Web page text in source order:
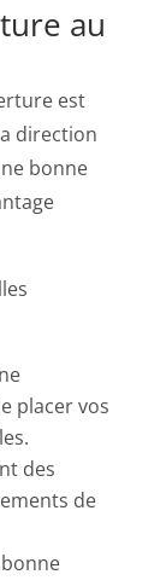
au
est
direction
bonne
placer vos
des
de